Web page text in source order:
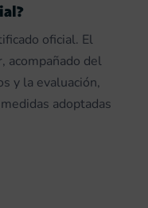
oficial. El
acompañado del
y la evaluación,
adoptadas